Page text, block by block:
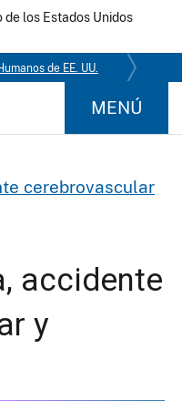
los Estados Unidos
de EE. UU.
MENÚ
cerebrovascular
accidente
y